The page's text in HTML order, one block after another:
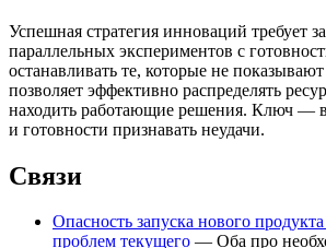
Успешная стратегия инноваций требует
параллельных экспериментов с
останавливать те, которые не показывают
позволяет эффективно распределять
находить работающие решения. Ключ — в
и готовности признавать неудачи.
Связи
Опасность запуска нового
проблем текущего — Оба про